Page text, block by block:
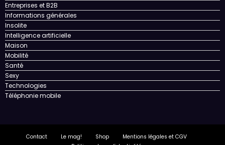
Entreprises et B2B
Informations générales
Insolite
Intelligence artificielle
Maison
Mobilité
Santé
Sexy
Technologies
Téléphonie mobile
Contact Le mag! Shop
Mentions légales et CGV